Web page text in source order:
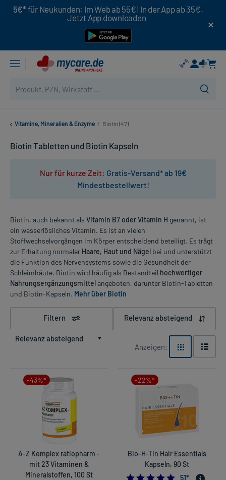
5€* für Neukunden: Im Web ab 55€ | In der App ab 35€.
Jetzt App downloaden
Vitamine, Mineralien & Enzyme / Biotin (47)
Biotin Tabletten und Biotin Kapseln
Nur für kurze Zeit: Gratis-Versand* ab 19€
Mindestbestellwert!
Biotin, auch bekannt als Vitamin B7 oder Vitamin H genannt, ist
ein wasserlösliches Vitamin. Es ist an vielen
Stoffwechselvorgängen im Körper entscheidend beteiligt. Es trägt
zur Erhaltung normaler Haare, Haut und Nägel bei und unterstützt
die Funktion des Nervensystems sowie die Gesundheit der
Schleimhäute. Biotin wird häufig als Bestandteil hochwertiger
Nahrungsergänzungsmittelangeboten, darunter Biotin-Tabletten
und Biotin-Kapseln. Mehr über Biotin
Filtern Relevanz absteigend
Relevanz absteigend
Anzeigen:
-43%*
A-Z Komplex ratiopharm -
mit 23 Vitaminen &
Mineralstoffen, 100 St
-22%*
Bio-H-Tin Hair Essentials
Kapseln, 90 St
51*